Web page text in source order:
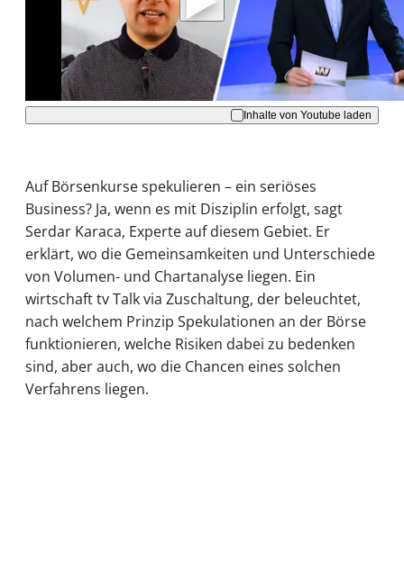
Hinweise dazu erhalten Sie in der Datenschutzerklärung
Akzeptieren
Inhalte von Youtube laden
Auf Börsenkurse spekulieren – ein seriöses
Business? Ja, wenn es mit Disziplin erfolgt, sagt
Serdar Karaca, Experte auf diesem Gebiet. Er
erklärt, wo die Gemeinsamkeiten und Unterschiede
von Volumen- und Chartanalyse liegen. Ein
wirtschaft tv Talk via Zuschaltung, der beleuchtet,
nach welchem Prinzip Spekulationen an der Börse
funktionieren, welche Risiken dabei zu bedenken
sind, aber auch, wo die Chancen eines solchen
Verfahrens liegen.